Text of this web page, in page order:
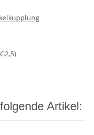
Artikel: